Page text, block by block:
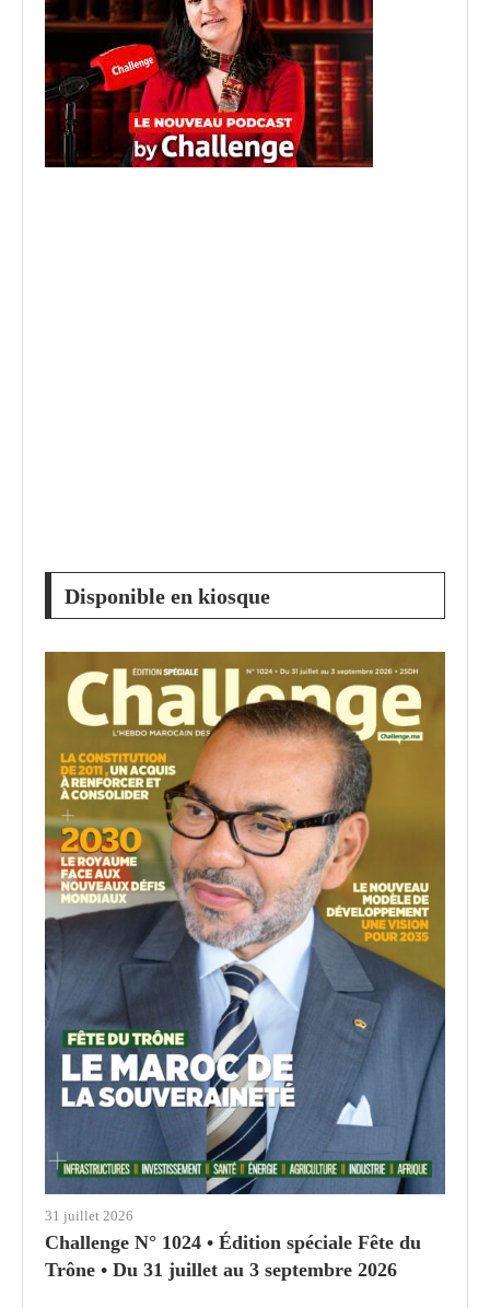
Disponible en kiosque
31 juillet 2026
Challenge N° 1024 • Édition spéciale Fête du
Trône • Du 31 juillet au 3 septembre 2026